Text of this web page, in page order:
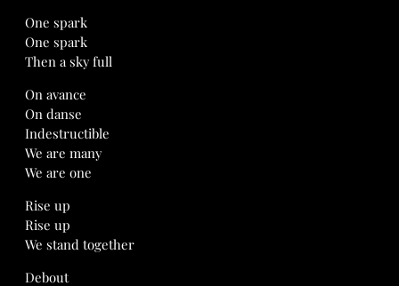
One spark
One spark
Then a sky full
On avance
On danse
Indestructible
We are many
We are one
Rise up
Rise up
We stand together
Debout